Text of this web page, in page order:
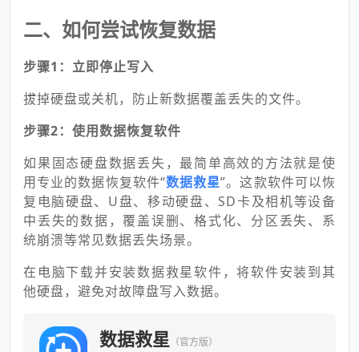
二、如何尝试恢复数据
步骤1：立即停止写入
拔掉硬盘或关机，防止新数据覆盖丢失的文件。
步骤2：使用数据恢复软件
如果固态硬盘数据丢失，最简单高效的方法就是使
用专业的数据恢复软件“数据救星”。这款软件可以恢
复电脑硬盘、U盘、移动硬盘、SD卡及相机等设备
中丢失的数据，覆盖误删、格式化、分区丢失、系
统崩溃等常见数据丢失场景。
在电脑下载并安装数据救星软件，将软件安装到其
他硬盘，避免对故障盘写入数据。
数据救星 （官方版）